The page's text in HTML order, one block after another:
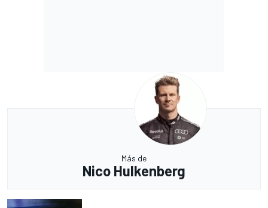
Más de
Nico Hulkenberg